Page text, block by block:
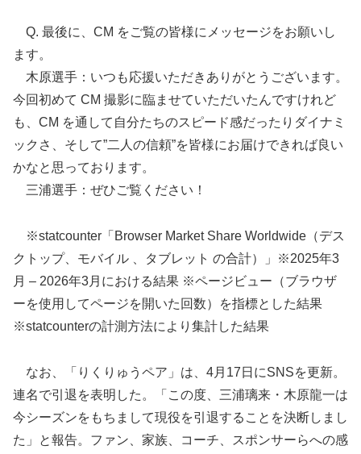
Q. 最後に、CM をご覧の皆様にメッセージをお願いし
ます。
木原選手：いつも応援いただきありがとうございます。
今回初めて CM 撮影に臨ませていただいたんですけれど
も、CM を通して自分たちのスピード感だったりダイナミ
ックさ、そして”二人の信頼”を皆様にお届けできれば良い
かなと思っております。
三浦選手：ぜひご覧ください！
※statcounter「Browser Market Share Worldwide（デス
クトップ、モバイル 、タブレット の合計）」※2025年3
月 – 2026年3月における結果 ※ページビュー（ブラウザ
ーを使用してページを開いた回数）を指標とした結果
※statcounterの計測方法により集計した結果
なお、「りくりゅうペア」は、4月17日にSNSを更新。
連名で引退を表明した。「この度、三浦璃来・木原龍一は
今シーズンをもちまして現役を引退することを決断しまし
た」と報告。ファン、家族、コーチ、スポンサーらへの感